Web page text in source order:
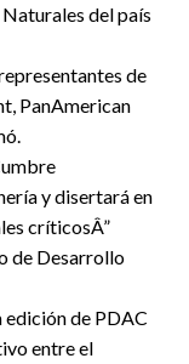
del país
de
PanAmerican
y disertará en
críticosÂ”
de Desarrollo
edición de PDAC
entre el